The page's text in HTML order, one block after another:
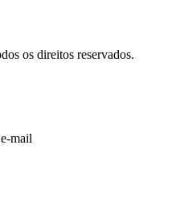
os direitos reservados.
mail